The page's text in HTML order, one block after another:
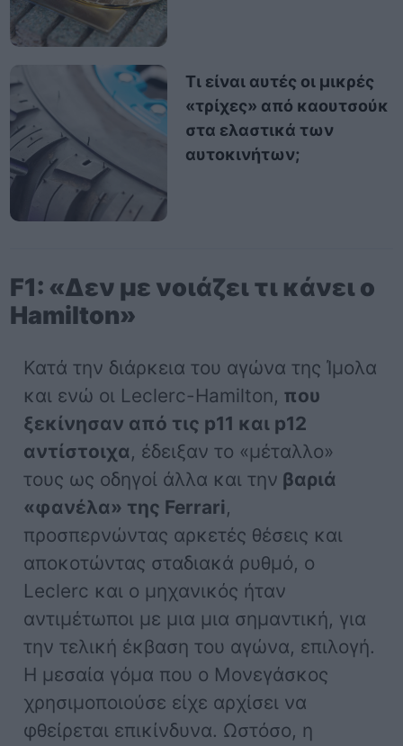
Τι είναι αυτές οι μικρές
«τρίχες» από καουτσούκ
στα ελαστικά των
αυτοκινήτων;
F1: «Δεν με νοιάζει τι κάνει ο
Hamilton»
Κατά την διάρκεια του αγώνα της Ίμολα
και ενώ οι Leclerc-Hamilton, που
ξεκίνησαν από τις p11 και p12
αντίστοιχα, έδειξαν το «μέταλλο»
τους ως οδηγοί άλλα και την βαριά
«φανέλα» της Ferrari,
προσπερνώντας αρκετές θέσεις και
αποκοτώντας σταδιακά ρυθμό, ο
Leclerc και ο μηχανικός ήταν
αντιμέτωποι με μια μια σημαντική, για
την τελική έκβαση του αγώνα, επιλογή.
Η μεσαία γόμα που ο Μονεγάσκος
χρησιμοποιούσε είχε αρχίσει να
φθείρεται επικίνδυνα. Ωστόσο, η